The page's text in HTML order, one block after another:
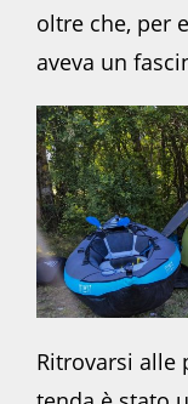
oltre che, per
aveva un
Ritrovarsi alle